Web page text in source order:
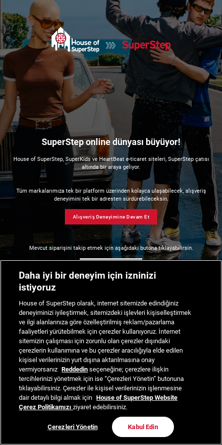
SuperStep online dünyası büyüyor!
House of SuperStep, SuperKids ve HeartBeat e-ticaret siteleri, SuperStep çatısı
altında bir araya geliyor.
Tüm markalarımıza tek bir platform üzerinden kolayca ulaşabilecek, alışveriş
deneyimini tek bir adresten sürdürebileceksin.
Alışveriş Deneyimine Devam Et
Mevcut siparişini takip etmek için aşağıdaki butona tıklayabilirsin.
Daha iyi bir deneyim için izninizi
istiyoruz
House of SuperStep olarak, internet sitemizde edindiğiniz
deneyiminizi iyileştirmek, sitemizdeki işlevleri kişiselleştirmek
ve ilgi alanlarınıza göre özelleştirilmiş reklam/pazarlama
faaliyetleri yürütebilmek için çerezler kullanıyoruz. İnternet
sitemizin çalışması için zorunlu olan çerezler dışındaki
çerezlerin kullanımına ve bu çerezler aracılığıyla elde edilen
kişisel verilerinizin yurt dışına aktarılmasına onay
vermiyorsanız Reddedin seçeneğine; çerezlere ilişkin
tercihlerinizi yönetmek için ise “Çerezleri Yönetin” butonuna
tıklayabilirsiniz. Çerezler ile kişisel verilerinizin işlenmesine
dair detaylı bilgi almak için House of SuperStep Website
Çerez Politikamızıziyaret edebilirsiniz.
Çerezleri Yönetin Kabul Edin